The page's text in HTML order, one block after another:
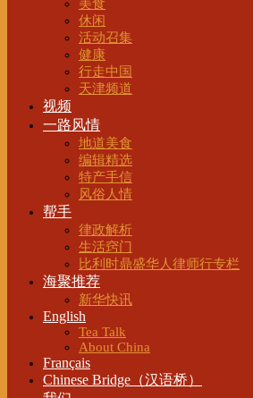
美食
休闲
活动召集
健康
行走中国
天津频道
视频
一路风情
地道美食
编辑精选
特产手信
风俗人情
帮手
律政解析
生活窍门
比利时鼎盛华人律师行专栏
海聚推荐
新华快讯
English
Tea Talk
About China
Français
Chinese Bridge（汉语桥）